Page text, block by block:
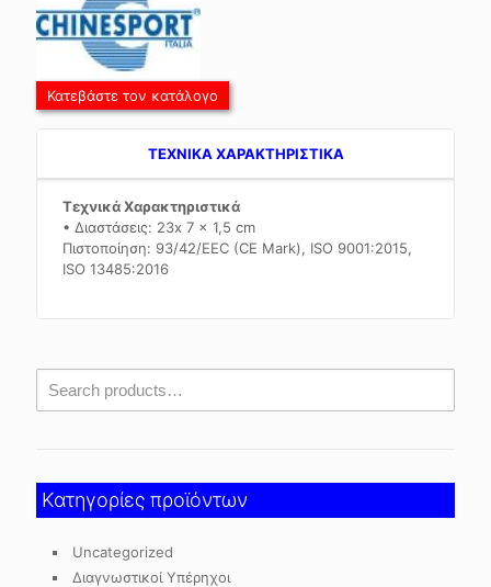
Κατεβάστε τον κατάλογο
TEXNIKA ΧΑΡΑΚΤΗΡΙΣΤΙΚΑ
Τεχνικά Χαρακτηριστικά
• Διαστάσεις: 23x 7 x 1,5 cm
Πιστοποίηση: 93/42/EEC (CE Mark), ISO 9001:2015,
ISO 13485:2016
Κατηγορίες προϊόντων
Uncategorized
Διαγνωστικοί Υπέρηχοι